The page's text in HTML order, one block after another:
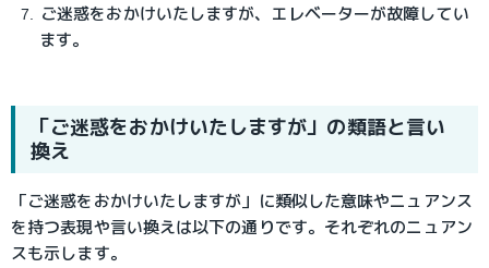
ご迷惑をおかけいたしますが、エレベーターが故障してい
ます。
「ご迷惑をおかけいたしますが」の類語と言い
換え
「ご迷惑をおかけいたしますが」に類似した意味やニュアンス
を持つ表現や言い換えは以下の通りです。それぞれのニュアン
スも示します。